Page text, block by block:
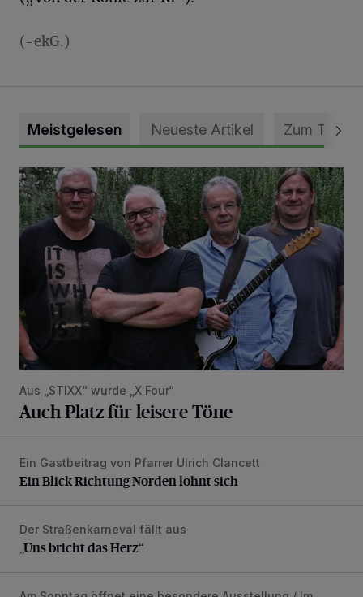
(-ekG.)
Meistgelesen Neueste Artikel Zum Thema
Auch Platz für leisere Töne
Aus „STIXX“ wurde „X Four“
Auch Platz für leisere Töne
Ein Blick Richtung Norden lohnt sich
Ein Gastbeitrag von Pfarrer Ulrich Clancett
Ein Blick Richtung Norden lohnt sich
„Uns bricht das Herz“
Der Straßenkarneval fällt aus
„Uns bricht das Herz“